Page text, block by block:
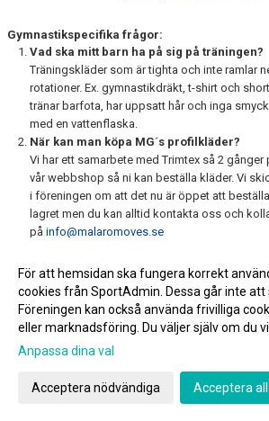
Gymnastikspecifika frågor:
Vad ska mitt barn ha på sig på träningen?
Träningskläder som är tighta och inte ramlar
rotationer. Ex. gymnastikdräkt, t-shirt och
tränar barfota, har uppsatt hår och inga
med en vattenflaska.
När kan man köpa MG´s profilkläder?
Vi har ett samarbete med Trimtex så 2 gånger
vår webbshop så ni kan beställa kläder. Vi
i föreningen om att det nu är öppet att
lagret men du kan alltid kontakta oss och
på info@malaromoves.se
Har ni tävlingsdräkter på lager?
Ja, vi har just nu alla storlekar på lager. Stl.
Gå till Webbversion
För att hemsidan ska fungera korrekt
cookies från SportAdmin. Dessa går inte att
Föreningen kan också använda frivilliga
eller marknadsföring. Du väljer själv om du
Anpassa dina val
Acceptera nödvändiga Acceptera